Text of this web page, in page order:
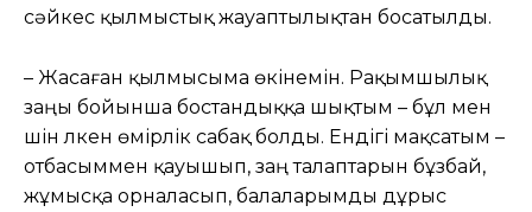
сәйкес қылмыстық жауаптылықтан босатылды.
– Жасаған қылмысыма өкінемін. Рақымшылық
заңы бойынша бостандыққа шықтым – бұл мен
үшін үлкен өмірлік сабақ болды. Ендігі мақсатым –
отбасыммен қауышып, заң талаптарын бұзбай,
жұмысқа орналасып, балаларымды дұрыс